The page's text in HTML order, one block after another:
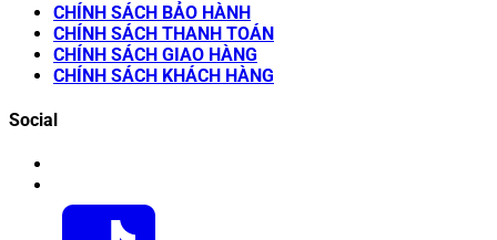
CHÍNH SÁCH BẢO HÀNH
CHÍNH SÁCH THANH TOÁN
CHÍNH SÁCH GIAO HÀNG
CHÍNH SÁCH KHÁCH HÀNG
Social